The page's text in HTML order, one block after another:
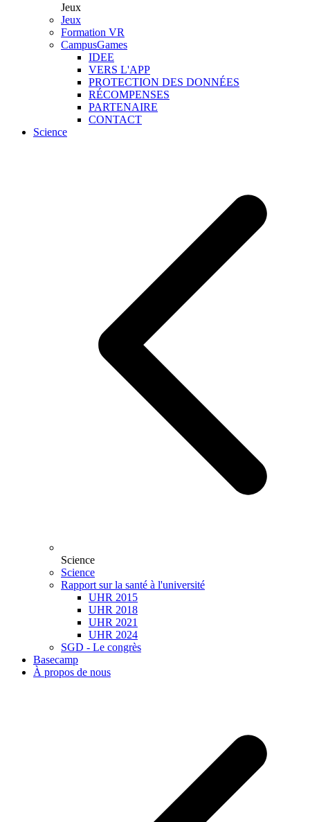
Jeux
Jeux
Formation VR
CampusGames
IDEE
VERS L'APP
PROTECTION DES DONNÉES
RÉCOMPENSES
PARTENAIRE
CONTACT
Science
Science
Science
Rapport sur la santé à l'université
UHR 2015
UHR 2018
UHR 2021
UHR 2024
SGD - Le congrès
Basecamp
À propos de nous